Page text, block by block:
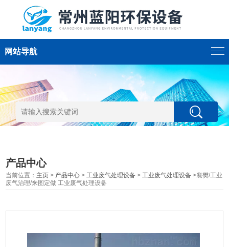
网站导航
产品中心
当前位置： 主页 > 产品中心 >工业废气处理设备 >工业废气处理设备 >襄樊/工业
废气治理/来图定做 工业废气处理设备